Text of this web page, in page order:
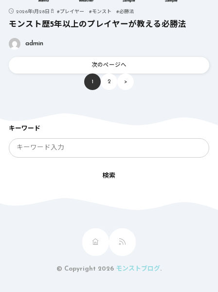
2026年1月28日 #プレイヤー #モンスト #必勝法
モンスト歴5年以上のプレイヤーが教える必勝法
admin
次のページへ
1 2 >
キーワード
検索
© Copyright 2026 モンストブログ .